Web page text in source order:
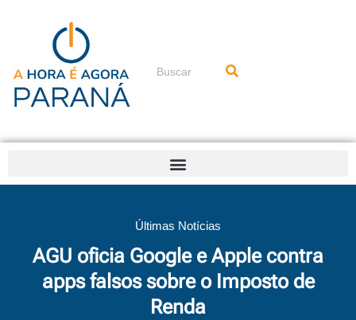
conteúdo
Pesquisar
Últimas Notícias
AGU oficia Google e Apple contra
apps falsos sobre o Imposto de
Renda